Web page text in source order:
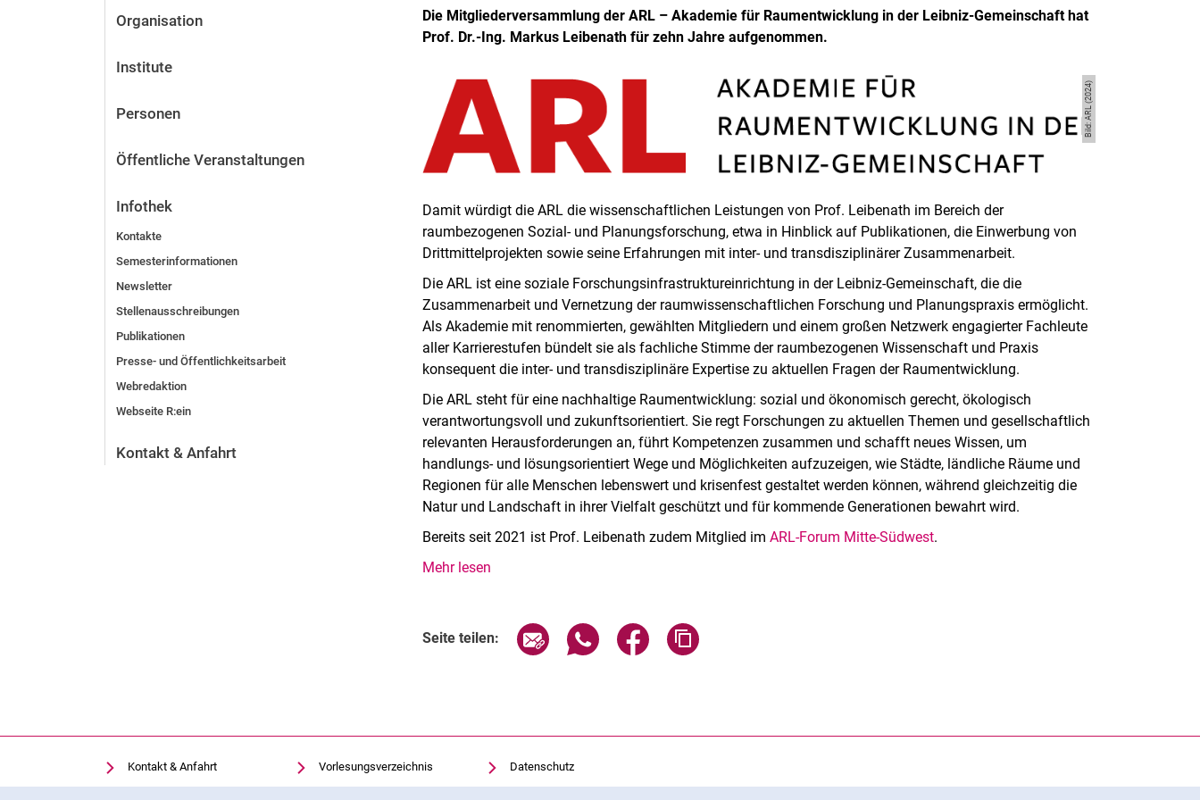
Organisation
Institute
Personen
Öffentliche Veranstaltungen
Infothek
Kontakte
Semesterinformationen
Newsletter
Stellenausschreibungen
Publikationen
Presse- und Öffentlichkeitsarbeit
Webredaktion
Webseite R:ein
Kontakt & Anfahrt
Die Mitgliederversammlung der ARL – Akademie für Raumentwicklung in der Leibniz-Gemeinschaft hat
Prof. Dr.-Ing. Markus Leibenath für zehn Jahre aufgenommen.
Bild: ARL (2024)
Damit würdigt die ARL die wissenschaftlichen Leistungen von Prof. Leibenath im Bereich der
raumbezogenen Sozial- und Planungsforschung, etwa in Hinblick auf Publikationen, die Einwerbung von
Drittmittelprojekten sowie seine Erfahrungen mit inter- und transdisziplinärer Zusammenarbeit.
Die ARL ist eine soziale Forschungsinfrastruktureinrichtung in der Leibniz-Gemeinschaft, die die
Zusammenarbeit und Vernetzung der raumwissenschaftlichen Forschung und Planungspraxis ermöglicht.
Als Akademie mit renommierten, gewählten Mitgliedern und einem großen Netzwerk engagierter Fachleute
aller Karrierestufen bündelt sie als fachliche Stimme der raumbezogenen Wissenschaft und Praxis
konsequent die inter- und transdisziplinäre Expertise zu aktuellen Fragen der Raumentwicklung.
Die ARL steht für eine nachhaltige Raumentwicklung: sozial und ökonomisch gerecht, ökologisch
verantwortungsvoll und zukunftsorientiert. Sie regt Forschungen zu aktuellen Themen und gesellschaftlich
relevanten Herausforderungen an, führt Kompetenzen zusammen und schafft neues Wissen, um
handlungs- und lösungsorientiert Wege und Möglichkeiten aufzuzeigen, wie Städte, ländliche Räume und
Regionen für alle Menschen lebenswert und krisenfest gestaltet werden können, während gleichzeitig die
Natur und Landschaft in ihrer Vielfalt geschützt und für kommende Generationen bewahrt wird.
Bereits seit 2021 ist Prof. Leibenath zudem Mitglied imARL-Forum Mitte-Südwest.
Mehr lesen
Seite teilen: Seite über E-Mail teilen
Seite über WhatsApp teilen (externer Link, öffnet neues Fenster)
Seite über Facebook teilen (externer Link, öffnet neues Fenster)
Kontakt & Anfahrt
Einrichtungen suchen
Vorlesungsverzeichnis
Uni-Bibliothek
Datenschutz
Barrierefreiheit